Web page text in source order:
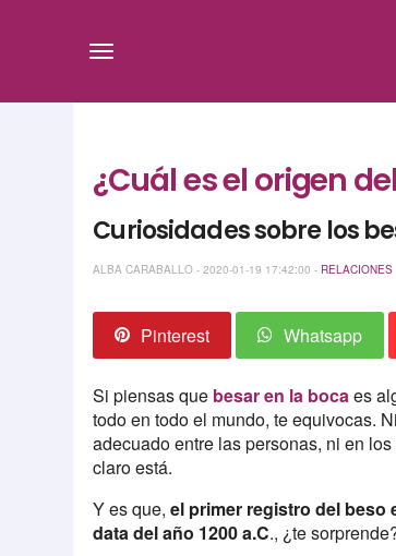
¿Cuál es el origen
Curiosidades sobre los
ALBA CARABALLO - 2020-01-19 17:42:00 - RELACIONES
Pinterest Whatsapp
Si piensas que besar en la bocaes
todo en todo el mundo, te equivocas.
adecuado entre las personas, ni en
claro está.
Y es que,el primer registro del beso
data del año 1200 a.C., ¿te